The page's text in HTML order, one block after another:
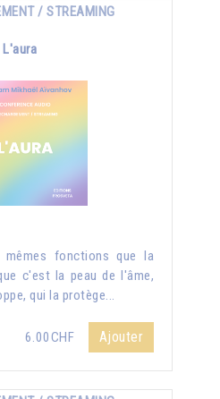
/ STREAMING
L'aura
mêmes fonctions que la
c'est la peau de l'âme,
qui la protège...
6.00CHF Ajouter